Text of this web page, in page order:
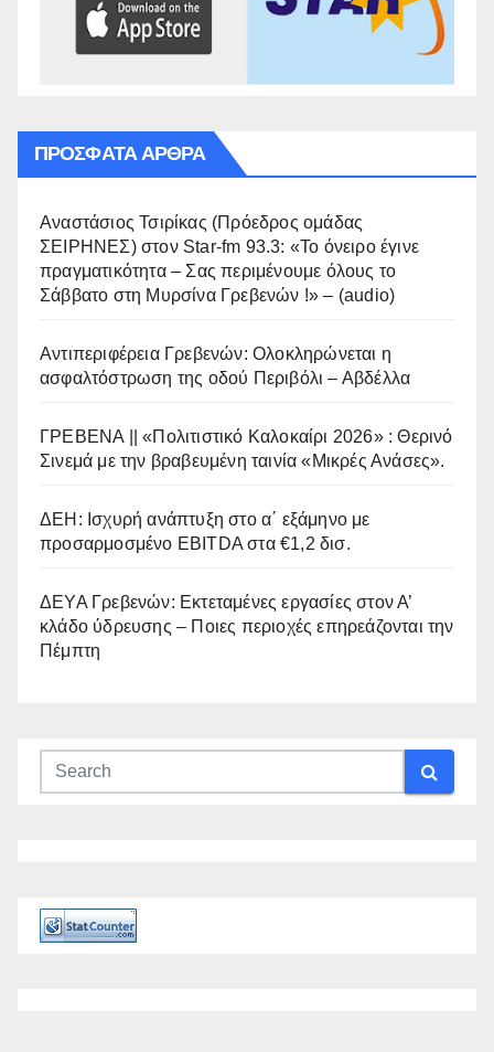
ΠΡΌΣΦΑΤΑ ΆΡΘΡΑ
Αναστάσιος Τσιρίκας (Πρόεδρος ομάδας
ΣΕΙΡΗΝΕΣ) στον Star-fm 93.3: «Το όνειρο έγινε
πραγματικότητα – Σας περιμένουμε όλους το
Σάββατο στη Μυρσίνα Γρεβενών !» – (audio)
Αντιπεριφέρεια Γρεβενών: Ολοκληρώνεται η
ασφαλτόστρωση της οδού Περιβόλι – Αβδέλλα
ΓΡΕΒΕΝΑ || «Πολιτιστικό Καλοκαίρι 2026» : Θερινό
Σινεμά με την βραβευμένη ταινία «Μικρές Ανάσες».
ΔΕΗ: Ισχυρή ανάπτυξη στο α΄ εξάμηνο με
προσαρμοσμένο EBITDA στα €1,2 δισ.
ΔΕΥΑ Γρεβενών: Εκτεταμένες εργασίες στον Α’
κλάδο ύδρευσης – Ποιες περιοχές επηρεάζονται την
Πέμπτη